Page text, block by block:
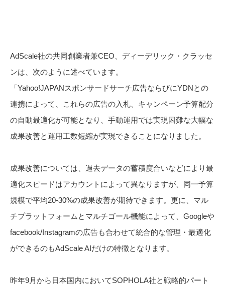
AdScale社の共同創業者兼CEO、ディーデリック・クラッセ
ンは、次のように述べています。
「Yahoo!JAPANスポンサードサーチ広告ならびにYDNとの
連携によって、これらの広告の入札、キャンペーン予算配分
の自動最適化が可能となり、手動運用では実現困難な大幅な
成果改善と運用工数短縮が実現できることになりました。
成果改善については、過去データの蓄積度合いなどにより最
適化スピードはアカウントによって異なりますが、同一予算
規模で平均20-30%の成果改善が期待できます。更に、マル
チプラットフォームとマルチゴール機能によって、Googleや
facebook/Instagramの広告も合わせて統合的な管理・最適化
ができるのもAdScale AIだけの特徴となります。
昨年9月から日本国内においてSOPHOLA社と戦略的パート